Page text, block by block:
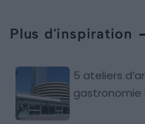
Plus d'inspiration
5 ateliers
gastronomie